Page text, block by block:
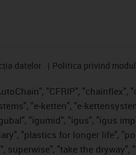
datelor Politica privind
"CFRIP",
"e-ketten", "e-
"igumid", "igus", "igus
"plastics for longer life",
superwise", "take the